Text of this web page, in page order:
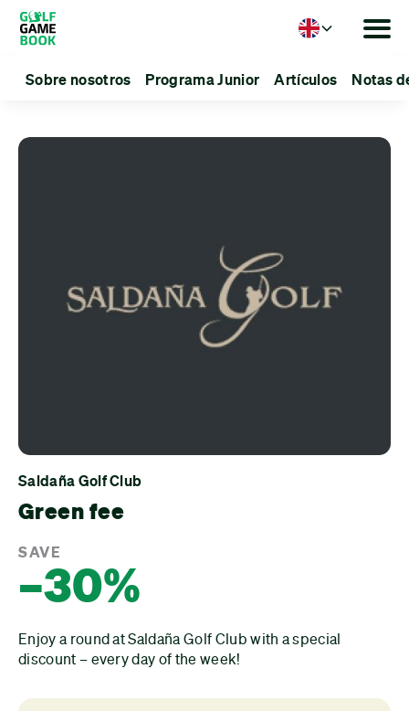
Sobre nosotros Programa Junior Artículos Notas
Language
Saldaña Golf Club
Green fee
SAVE
–30%
Enjoy a round at Saldaña Golf Club with a special
discount – every day of the week!